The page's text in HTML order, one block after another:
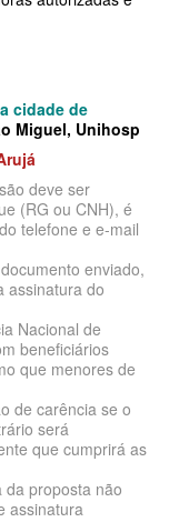
cidade de
Miguel, Unihosp
deve ser
(RG ou CNH), é
telefone e e-mail
enviado,
assinatura do
Nacional de
beneficiários
que menores de
de carência se o
será
que cumprirá as
da proposta não
assinatura